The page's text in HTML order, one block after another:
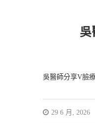
吳
吳醫師分享V臉
29 6 月, 2026